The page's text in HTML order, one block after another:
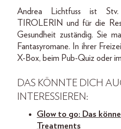
Andrea Lichtfuss ist Stv.
TIROLERIN und für die
Gesundheit zuständig. Sie
Fantasyromane. In ihrer
X-Box, beim Pub-Quiz oder
DAS KÖNNTE DICH
INTERESSIEREN:
Glow to go: Das
Treatments